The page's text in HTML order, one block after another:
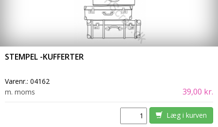
STEMPEL -KUFFERTER
Varenr.: 04162
m. moms
39,00 kr.
Læg i kurven